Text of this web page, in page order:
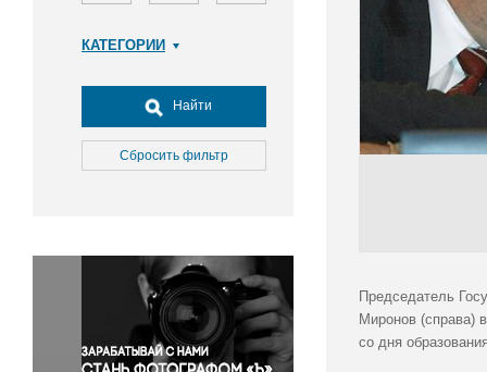
КАТЕГОРИИ
Досуг, туризм и отдых
Культура
Медицина
Окружающая среда
Политика
Правосудие
Происшествия и конфликты
Найти
Сбросить фильтр
Председатель
Миронов (справа)
со дня